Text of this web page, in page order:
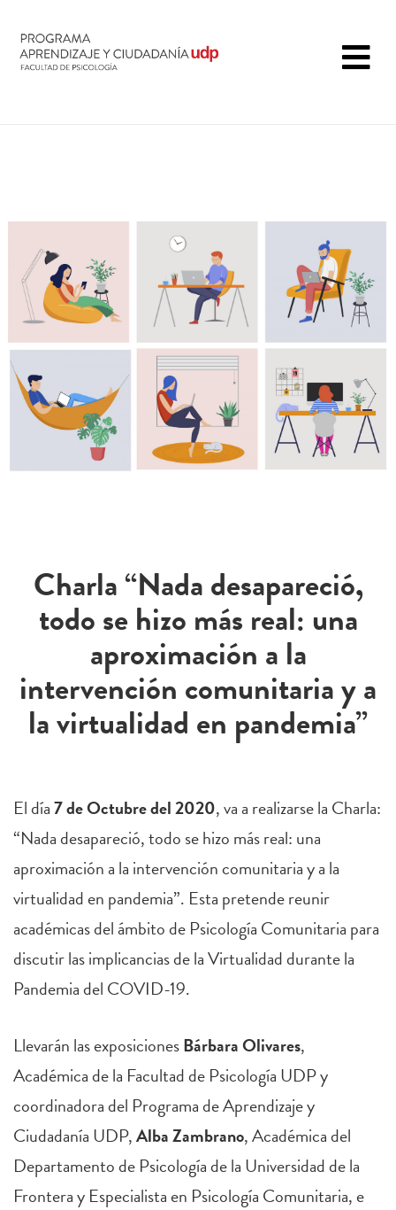
Charla “Nada desapareció,
todo se hizo más real: una
aproximación a la
intervención comunitaria y a
la virtualidad en pandemia”
El día7 de Octubre del 2020, va a realizarse la Charla:
“Nada desapareció, todo se hizo más real: una
aproximación a la intervención comunitaria y a la
virtualidad en pandemia”. Esta pretende reunir
académicas del ámbito de Psicología Comunitaria para
discutir las implicancias de la Virtualidad durante la
Pandemia del COVID-19.
Llevarán las exposicionesBárbara Olivares,
Académica de la Facultad de Psicología UDP y
coordinadora del Programa de Aprendizaje y
Ciudadanía UDP,Alba Zambrano, Académica del
Departamento de Psicología de la Universidad de la
Frontera y Especialista en Psicología Comunitaria, e